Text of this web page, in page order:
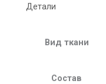
Детали
Вид ткани
Состав